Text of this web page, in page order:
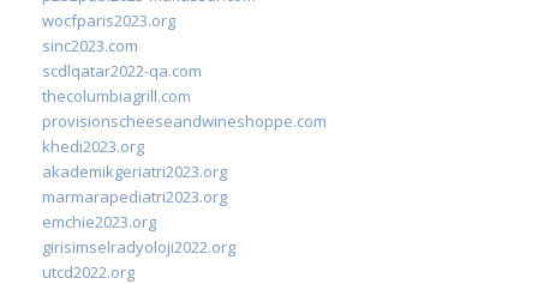
wocfparis2023.org
sinc2023.com
scdlqatar2022-qa.com
thecolumbiagrill.com
provisionscheeseandwineshoppe.com
khedi2023.org
akademikgeriatri2023.org
marmarapediatri2023.org
emchie2023.org
girisimselradyoloji2022.org
utcd2022.org